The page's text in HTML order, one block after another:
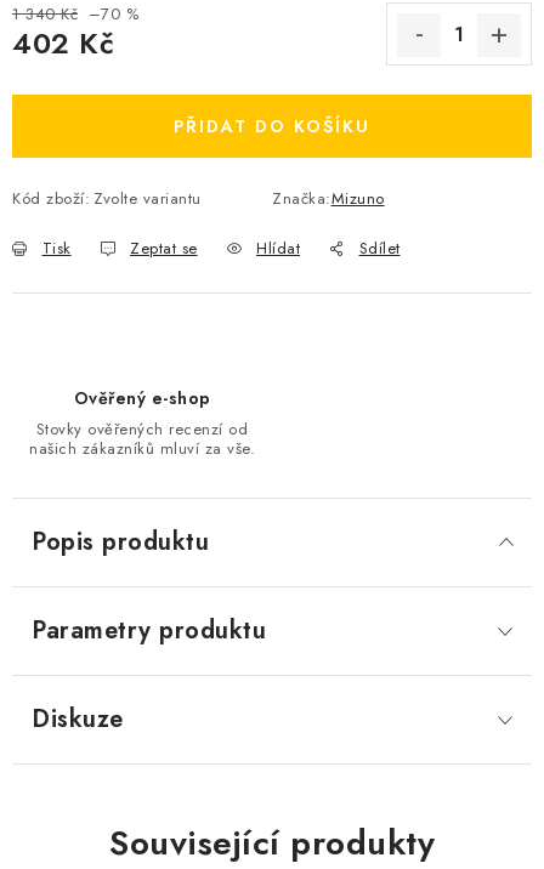
Ceník dopravy
Jak vyměnit nebo vrátit zboží
Jak reklamovat
Velikostní tabulky
Kontakt
1 340 Kč –70 %
402 Kč
PŘIDAT DO KOŠÍKU
Kód zboží: Zvolte variantu Značka:Mizuno
Tisk Zeptat se Hlídat Sdílet
Ověřený e-shop
Stovky ověřených recenzí od
našich zákazníků mluví za vše.
Popis produktu
Parametry produktu
Diskuze
Související produkty